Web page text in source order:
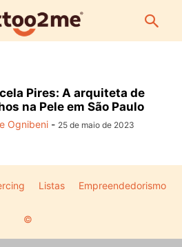
Pires: A arquiteta de
na Pele em São Paulo
Ognibeni - 25 de maio de 2023
Listas Empreendedorismo
©